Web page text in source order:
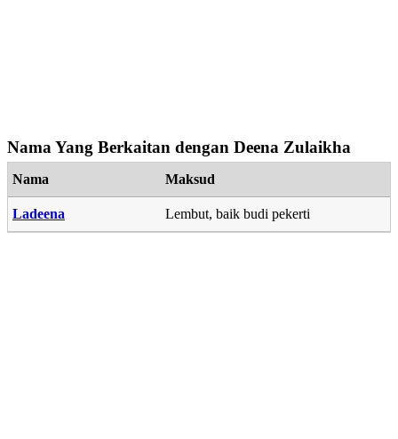
Nama Yang Berkaitan dengan Deena Zulaikha
Nama Maksud
Ladeena Lembut, baik budi pekerti